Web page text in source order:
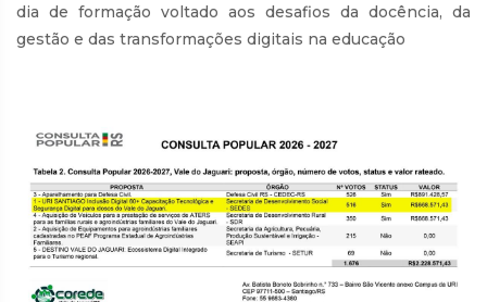
dia de formação voltado aos desafios da docência, da
gestão e das transformações digitais na educação